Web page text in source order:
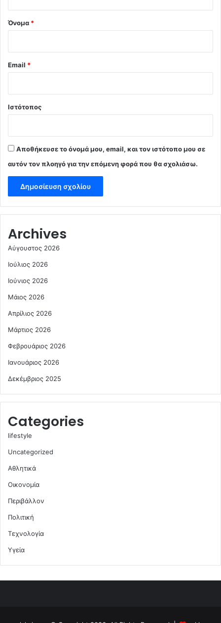
Όνομα *
Email *
Ιστότοπος
Αποθήκευσε το όνομά μου, email, και τον ιστότοπο μου σε
αυτόν τον πλοηγό για την επόμενη φορά που θα σχολιάσω.
Archives
Αύγουστος 2026
Ιούλιος 2026
Ιούνιος 2026
Μάιος 2026
Απρίλιος 2026
Μάρτιος 2026
Φεβρουάριος 2026
Ιανουάριος 2026
Δεκέμβριος 2025
Categories
lifestyle
Uncategorized
Αθλητικά
Οικονομία
Περιβάλλον
Πολιτική
Τεχνολογία
Υγεία